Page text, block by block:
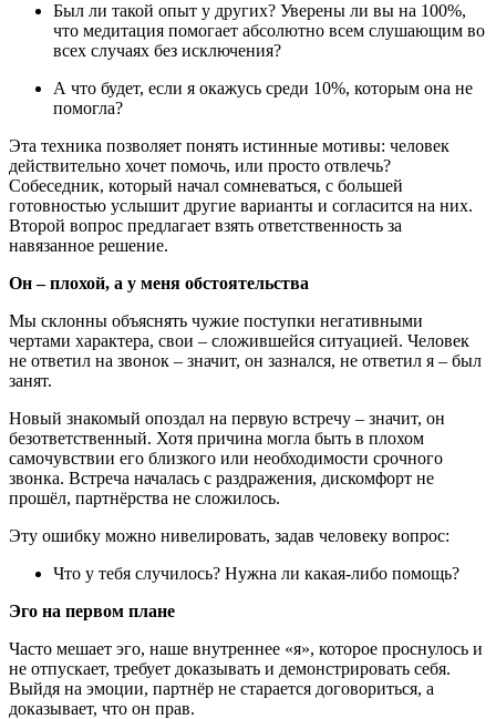
Был ли такой опыт у других? Уверены ли вы на 100%,
что медитация помогает абсолютно всем слушающим во
всех случаях без исключения?
А что будет, если я окажусь среди 10%, которым она не
помогла?
Эта техника позволяет понять истинные мотивы: человек
действительно хочет помочь, или просто отвлечь?
Собеседник, который начал сомневаться, с большей
готовностью услышит другие варианты и согласится на них.
Второй вопрос предлагает взять ответственность за
навязанное решение.
Он – плохой, а у меня обстоятельства
Мы склонны объяснять чужие поступки негативными
чертами характера, свои – сложившейся ситуацией. Человек
не ответил на звонок – значит, он зазнался, не ответил я – был
занят.
Новый знакомый опоздал на первую встречу – значит, он
безответственный. Хотя причина могла быть в плохом
самочувствии его близкого или необходимости срочного
звонка. Встреча началась с раздражения, дискомфорт не
прошёл, партнёрства не сложилось.
Эту ошибку можно нивелировать, задав человеку вопрос:
Что у тебя случилось? Нужна ли какая-либо помощь?
Эго на первом плане
Часто мешает эго, наше внутреннее «я», которое проснулось и
не отпускает, требует доказывать и демонстрировать себя.
Выйдя на эмоции, партнёр не старается договориться, а
доказывает, что он прав.